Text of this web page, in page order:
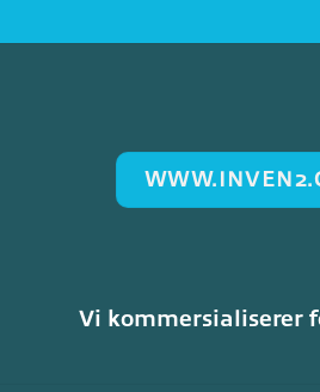
Vi kommersialiserer